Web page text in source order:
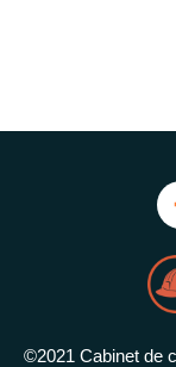
©2021 Cabinet de